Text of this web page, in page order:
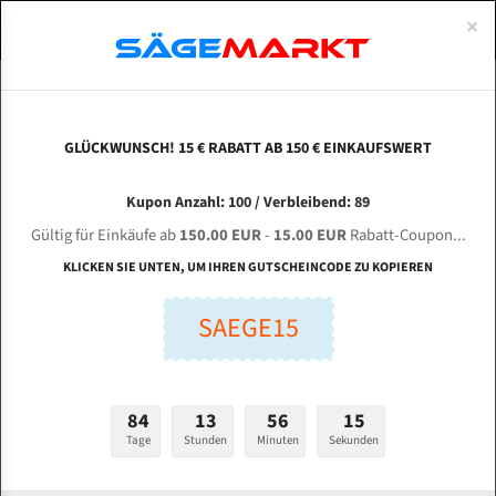
KASTO PBA 520 / 620 AU für 6096 mm Bi-Metall
Bandsägeblätter
Länge (mm):
Stärken + Zahnteilung:
mm
ABOUTS
ENGLISH
Bi-Metall Meterware
Fleischerei Bandsägeblätter
Bandmesser Glatt Meterware
Konvex Meterware
×
GLÜCKWUNSCH! 15 € RABATT AB 150 € EINKAUFSWERT
Kupon Anzahl: 100 / Verbleibend: 89
Gültig für Einkäufe ab150.00 EUR- 15.00 EURRabatt-Coupon...
KLICKEN SIE UNTEN, UM IHREN GUTSCHEINCODE ZU KOPIEREN
SAEGE15
84
Tage
13
Stunden
56
Minuten
14
Sekunden